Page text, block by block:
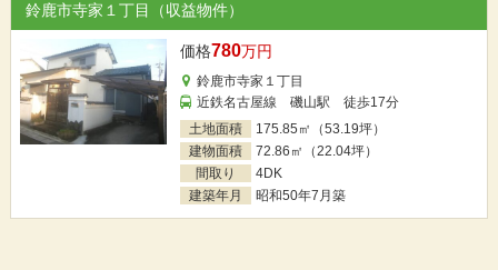
鈴鹿市寺家１丁目（収益物件）
価格780万円
鈴鹿市寺家１丁目
近鉄名古屋線 磯山駅 徒歩17分
土地面積
175.85㎡（53.19坪）
建物面積
72.86㎡（22.04坪）
間取り
4DK
建築年月
昭和50年7月築